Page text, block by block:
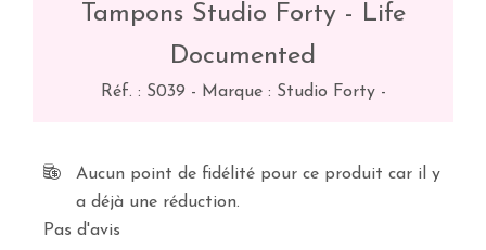
Tampons Studio Forty - Life
Documented
Réf. : S039 - Marque : Studio Forty -
Aucun point de fidélité pour ce produit car il y
a déjà une réduction.
Pas d'avis